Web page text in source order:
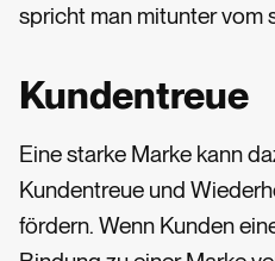
spricht man mitunter vom
Kundentreue
Eine starke Marke kann
Kundentreue und
fördern. Wenn Kunden